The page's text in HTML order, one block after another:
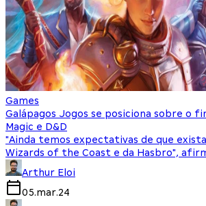
Games
Galápagos Jogos se posiciona sobre o
Magic e D&D
"Ainda temos expectativas de que
Wizards of the Coast e da Hasbro",
Arthur Eloi
05.mar.24